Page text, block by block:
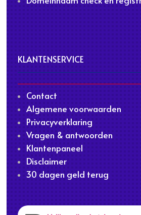
KLANTENSERVICE
Contact
Algemene voorwaarden
Privacyverklaring
Vragen & antwoorden
Klantenpaneel
Disclaimer
30 dagen geld terug